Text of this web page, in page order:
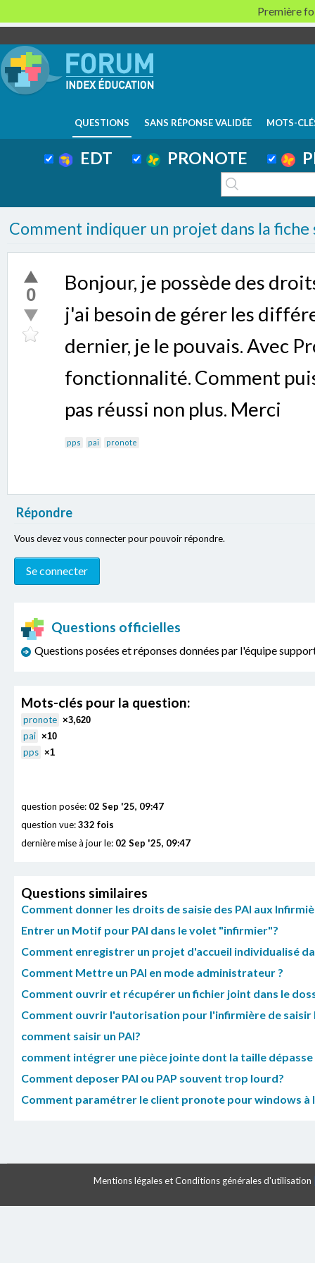
QUESTIONS SANS RÉPONSE VALIDÉE MOTS-
EDT PRONOTE
Comment indiquer un projet dans la fiche
0
Bonjour, je possède des
j'ai besoin de gérer les
dernier, je le pouvais. Avec
fonctionnalité. Comment
pas réussi non plus. Merci
pps pai pronote
Répondre
Vous devez vous connecter pour pouvoir répondre.
Questions officielles
Questions posées et réponses données par l'équipe
Mots-clés pour la question:
pronote ×3,620
pai ×10
pps ×1
question posée: 02 Sep '25, 09:47
question vue:332 fois
dernière mise à jour le: 02 Sep '25, 09:47
Questions similaires
Comment donner les droits de saisie des PAI aux
Entrer un Motif pour PAI dans le volet "infirmier"?
Comment enregistrer un projet d'accueil individualisé
Comment Mettre un PAI en mode administrateur ?
Comment ouvrir et récupérer un fichier joint dans le
Comment ouvrir l'autorisation pour l'infirmière de saisir
comment saisir un PAI?
comment intégrer une pièce jointe dont la taille dépasse
Comment deposer PAI ou PAP souvent trop lourd?
Comment paramétrer le client pronote pour windows
Mentions légales et Conditions générales d'utilisation
Première